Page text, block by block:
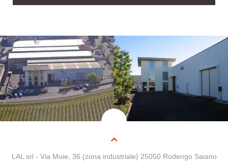
LAL srl - Via Moie, 36 (zona industriale) 25050 Rodengo Saiano